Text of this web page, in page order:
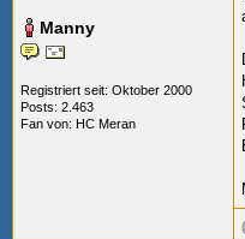
Manny
Registriert seit: Oktober 2000
Posts: 2.463
Fan von: HC Meran